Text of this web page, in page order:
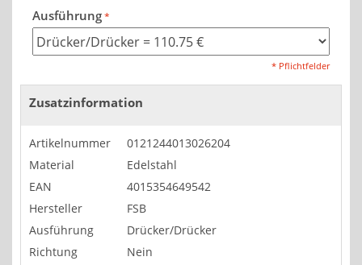
Ausführung
* Pflichtfelder
Zusatzinformation
Artikelnummer
0121244013026204
Material
Edelstahl
EAN
4015354649542
Hersteller
FSB
Ausführung
Drücker/Drücker
Richtung
Nein